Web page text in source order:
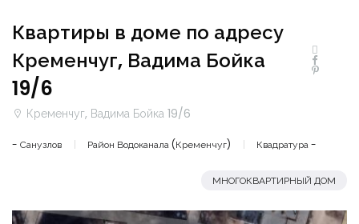
Квартиры в доме по адресу
Кременчуг, Вадима Бойка
19/6
Кременчуг, Вадима Бойка 19/6
- Санузлов Район Водоканала (Кременчуг) Квадратура -
МНОГОКВАРТИРНЫЙ ДОМ